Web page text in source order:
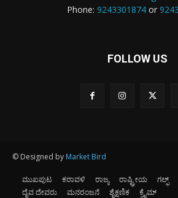
Phone: 9243301874or
FOLLOW US
© Designed by Market Bird
ಮುಖಪುಟ ಕರಾವಳಿ ರಾಜ್ಯ ರಾಷ್ಟ್ರೀಯ ಗಲ್ಫ್
ದೈವ ದೇವರು
ಮನರಂಜನೆ ಶೈಕ್ಷಣಿಕ ಕ್ರೈಮ್